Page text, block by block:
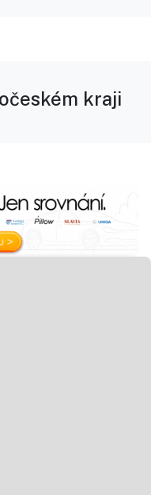
kraji